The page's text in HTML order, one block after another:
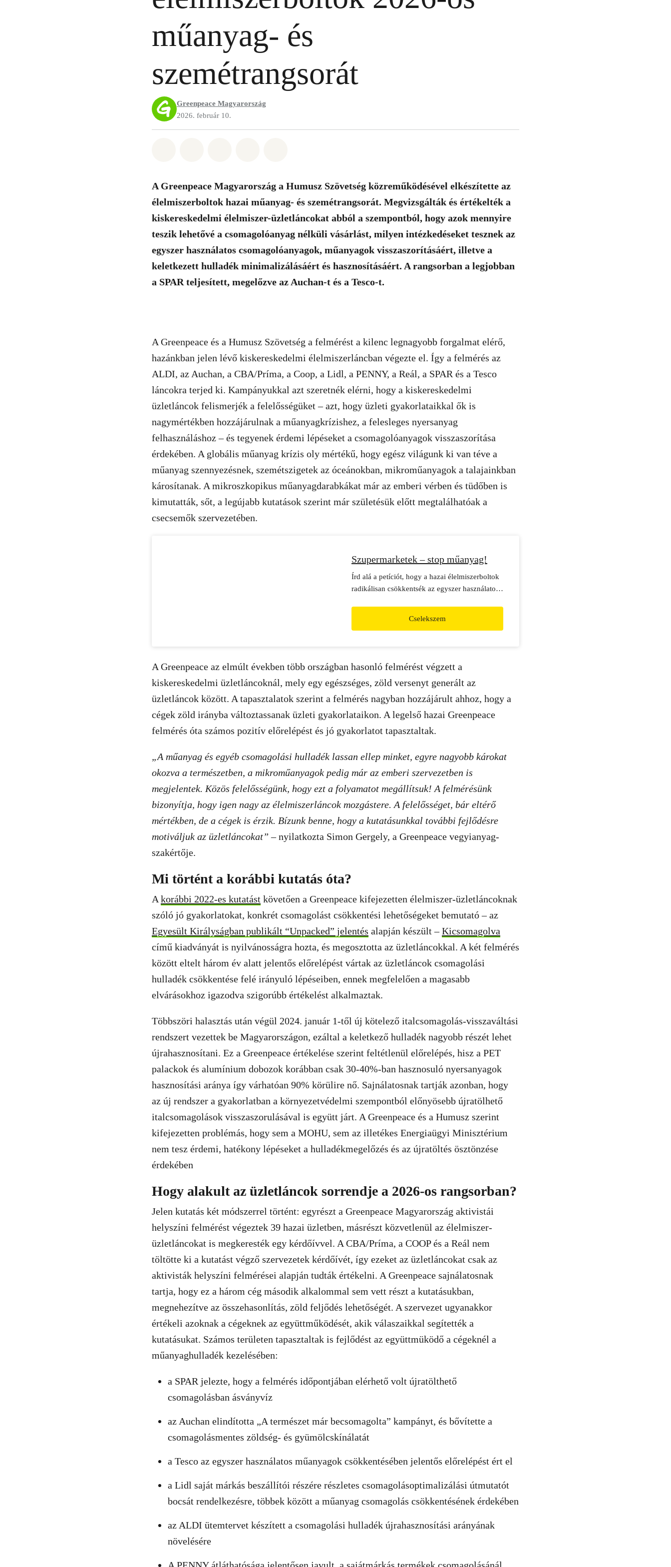
műanyag- és
szemétrangsorát
Greenpeace Magyarország
2026. február 10.
A Greenpeace Magyarország a Humusz Szövetség közreműködésével elkészítette az
élelmiszerboltok hazai műanyag- és szemétrangsorát. Megvizsgálták és értékelték a
kiskereskedelmi élelmiszer-üzletláncokat abból a szempontból, hogy azok mennyire
teszik lehetővé a csomagolóanyag nélküli vásárlást, milyen intézkedéseket tesznek az
egyszer használatos csomagolóanyagok, műanyagok visszaszorításáért, illetve a
keletkezett hulladék minimalizálásáért és hasznosításáért. A rangsorban a legjobban
a SPAR teljesített, megelőzve az Auchan-t és a Tesco-t.
A Greenpeace és a Humusz Szövetség a felmérést a kilenc legnagyobb forgalmat elérő,
hazánkban jelen lévő kiskereskedelmi élelmiszerláncban végezte el. Így a felmérés az
ALDI, az Auchan, a CBA/Príma, a Coop, a Lidl, a PENNY, a Reál, a SPAR és a Tesco
láncokra terjed ki. Kampányukkal azt szeretnék elérni, hogy a kiskereskedelmi
üzletláncok felismerjék a felelősségüket – azt, hogy üzleti gyakorlataikkal ők is
nagymértékben hozzájárulnak a műanyagkrízishez, a felesleges nyersanyag
felhasználáshoz – és tegyenek érdemi lépéseket a csomagolóanyagok visszaszorítása
érdekében. A globális műanyag krízis oly mértékű, hogy egész világunk ki van téve a
műanyag szennyezésnek, szemétszigetek az óceánokban, mikroműanyagok a talajainkban
károsítanak. A mikroszkopikus műanyagdarabkákat már az emberi vérben és tüdőben is
kimutatták, sőt, a legújabb kutatások szerint már születésük előtt megtalálhatóak a
csecsemők szervezetében.
Szupermarketek – stop műanyag!
Írd alá a petíciót, hogy a hazai élelmiszerboltok
radikálisan csökkentsék az egyszer használatos
Cselekszem
A Greenpeace az elmúlt években több országban hasonló felmérést végzett a
kiskereskedelmi üzletláncoknál, mely egy egészséges, zöld versenyt generált az
üzletláncok között. A tapasztalatok szerint a felmérés nagyban hozzájárult ahhoz, hogy a
cégek zöld irányba változtassanak üzleti gyakorlataikon. A legelső hazai Greenpeace
felmérés óta számos pozitív előrelépést és jó gyakorlatot tapasztaltak.
„A műanyag és egyéb csomagolási hulladék lassan ellep minket, egyre nagyobb károkat
okozva a természetben, a mikroműanyagok pedig már az emberi szervezetben is
megjelentek. Közös felelősségünk, hogy ezt a folyamatot megállítsuk! A felmérésünk
bizonyítja, hogy igen nagy az élelmiszerláncok mozgástere. A felelősséget, bár eltérő
mértékben, de a cégek is érzik. Bízunk benne, hogy a kutatásunkkal további fejlődésre
motiváljuk az üzletláncokat” – nyilatkozta Simon Gergely, a Greenpeace vegyianyag-
szakértője.
Mi történt a korábbi kutatás óta?
A korábbi 2022-es kutatást követően a Greenpeace kifejezetten élelmiszer-üzletláncoknak
szóló jó gyakorlatokat, konkrét csomagolást csökkentési lehetőségeket bemutató – az
Egyesült Királyságban publikált “Unpacked” jelentés alapján készült –Kicsomagolva
című kiadványát is nyilvánosságra hozta, és megosztotta az üzletláncokkal. A két felmérés
között eltelt három év alatt jelentős előrelépést vártak az üzletláncok csomagolási
hulladék csökkentése felé irányuló lépéseiben, ennek megfelelően a magasabb
elvárásokhoz igazodva szigorúbb értékelést alkalmaztak.
Többszöri halasztás után végül 2024. január 1-től új kötelező italcsomagolás-visszaváltási
rendszert vezettek be Magyarországon, ezáltal a keletkező hulladék nagyobb részét lehet
újrahasznosítani. Ez a Greenpeace értékelése szerint feltétlenül előrelépés, hisz a PET
palackok és alumínium dobozok korábban csak 30-40%-ban hasznosuló nyersanyagok
hasznosítási aránya így várhatóan 90% körülire nő. Sajnálatosnak tartják azonban, hogy
az új rendszer a gyakorlatban a környezetvédelmi szempontból előnyösebb újratölhető
italcsomagolások visszaszorulásával is együtt járt. A Greenpeace és a Humusz szerint
kifejezetten problémás, hogy sem a MOHU, sem az illetékes Energiaügyi Minisztérium
nem tesz érdemi, hatékony lépéseket a hulladékmegelőzés és az újratöltés ösztönzése
érdekében
Hogy alakult az üzletláncok sorrendje a 2026-os rangsorban?
Jelen kutatás két módszerrel történt: egyrészt a Greenpeace Magyarország aktivistái
helyszíni felmérést végeztek 39 hazai üzletben, másrészt közvetlenül az élelmiszer-
üzletláncokat is megkeresték egy kérdőívvel. A CBA/Príma, a COOP és a Reál nem
töltötte ki a kutatást végző szervezetek kérdőívét, így ezeket az üzletláncokat csak az
aktivisták helyszíni felmérései alapján tudták értékelni. A Greenpeace sajnálatosnak
tartja, hogy ez a három cég második alkalommal sem vett részt a kutatásukban,
megnehezítve az összehasonlítás, zöld feljődés lehetőségét. A szervezet ugyanakkor
értékeli azoknak a cégeknek az együttműködését, akik válaszaikkal segítették a
kutatásukat. Számos területen tapasztaltak is fejlődést az együttmüködő a cégeknél a
műanyaghulladék kezelésében:
a SPAR jelezte, hogy a felmérés időpontjában elérhető volt újratölthető
csomagolásban ásványvíz
az Auchan elindította „A természet már becsomagolta” kampányt, és bővítette a
csomagolásmentes zöldség- és gyümölcskínálatát
a Tesco az egyszer használatos műanyagok csökkentésében jelentős előrelépést ért el
a Lidl saját márkás beszállítói részére részletes csomagolásoptimalizálási útmutatót
bocsát rendelkezésre, többek között a műanyag csomagolás csökkentésének érdekében
az ALDI ütemtervet készített a csomagolási hulladék újrahasznosítási arányának
növelésére